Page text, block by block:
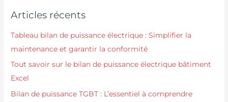
Articles récents
Tableau bilan de puissance électrique : Simplifier la
maintenance et garantir la conformité
Tout savoir sur le bilan de puissance électrique bâtiment
Excel
Bilan de puissance TGBT : L’essentiel à comprendre